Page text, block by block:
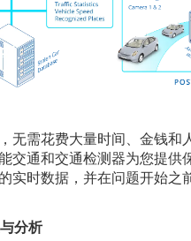
无需花费大量时间、金钱和
交通和交通检测器为您提供
实时数据，并在问题开始之
分析